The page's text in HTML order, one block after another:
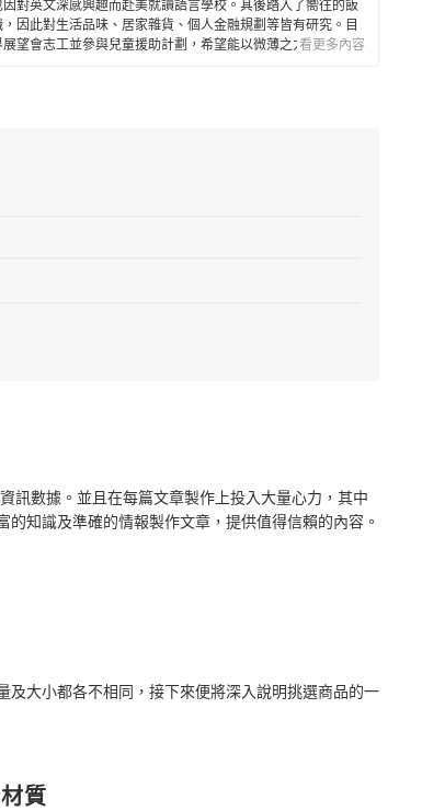
對英文深感興趣而赴美就讀語言學校。其後踏入了嚮往的飯
因此對生活品味、居家雜貨、個人金融規劃等皆有研究。目
望會志工並參與兒童援助計劃，希望能以微薄之力對社會有
看更多內容
數據。並且在每篇文章製作上投入大量心力，其中
知識及準確的情報製作文章，提供值得信賴的內容。
大小都各不相同，接下來便將深入說明挑選商品的一
質